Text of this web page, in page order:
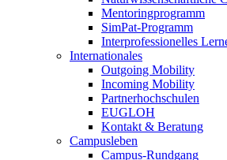
Mentoringprogramm
SimPat-Programm
Interprofessionelles
Internationales
Outgoing Mobility
Incoming Mobility
Partnerhochschulen
EUGLOH
Kontakt & Beratung
Campusleben
Campus-Rundgang